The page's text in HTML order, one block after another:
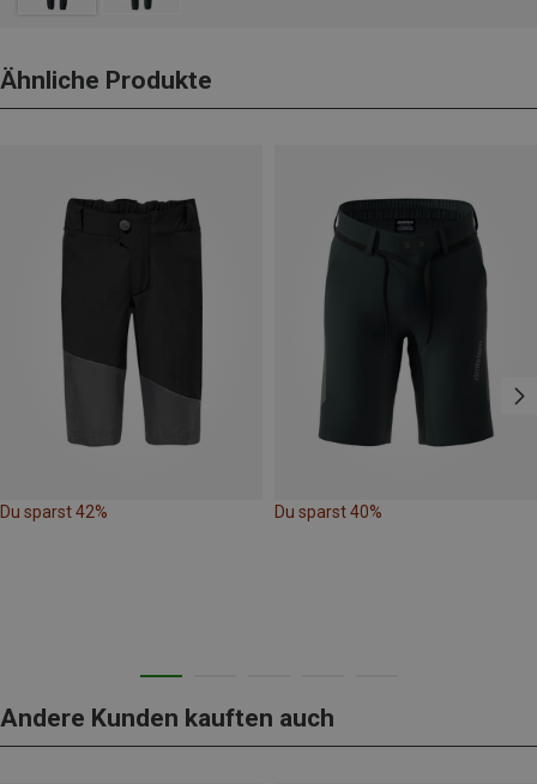
Ähnliche Produkte
Du sparst 42% Du sparst 40%
Andere Kunden kauften auch